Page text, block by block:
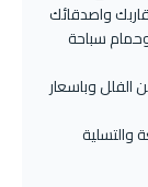
واصدقائك
سباحة
الفلل وباسعار
والتسلية